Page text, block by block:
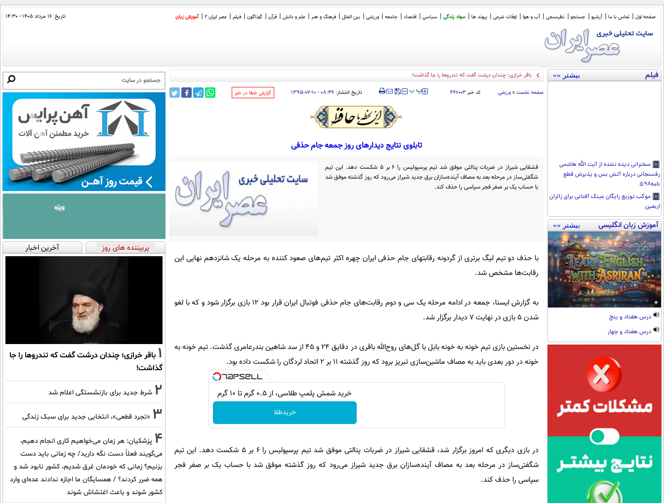
صفحه اول تماس با ما آرشیو جستجو نظرسنجی آب و هوا اوقات شرعی پیوند ها سواد زندگی سیاسی اقتصاد جامعه ورزشی بین الملل فرهنگ و هنر علم و دانش قرآن گوناگون فیلم عصر ایران 2 آموزش زبان تاریخ: ۱۶ مرداد ۱۴۰۵ - ۱۴:۳۰
فیلم بیشتر »»
سخنرانی دیده نشده از آیت الله هاشمی
رفسنجانی درباره آتش بس و پذیرش قطع
نامه۵۹۸
موکب توزیع رایگان عینک آفتابی برای زائران
اربعین
آموزش زبان انگلیسی بیشتر »»
درس هفتاد و پنج
درس هفتاد و چهار
بازی مر_
صفحه نخست » ورزشی کد خبر ۴۹۷۰۰۳ ‍‍‍ پ پ تاریخ انتشار: ۰۸:۴۹ - ۱۰-۰۷-۱۳۹۵ ‌گزارش خطا در خبر
تابلوی نتایج دیدارهای روز جمعه جام حذفی
قشقایی شیراز در ضربات پنالتی موفق شد تیم پرسپولیس را 6 بر 5 شکست دهد. این تیم
شگفتی‌ساز در مرحله بعد به مصاف آینده‌سازان برق جدید شیراز می‌رود که روز گذشته موفق شد
با حساب یک بر صفر فجر سپاسی را حذف کند.
با حذف دو تیم لیگ برتری از گردونه رقابتهای جام حذفی ایران چهره اکثر تیم‌های صعود کننده به مرحله یک شانزدهم نهایی این
رقابت‌ها مشخص شد.
به گزارش ایسنا، جمعه در ادامه مرحله یک سی و دوم رقابت‌های جام حذفی فوتبال ایران قرار بود 12 بازی برگزار شود و که با لغو
شدن 5 بازی در نهایت 7 دیدار برگزار شد.
در نخستین بازی تیم خونه به خونه بابل با گل‌های روح‌الله باقری در دقایق 24 و 45 از سد شاهین بندرعامری گذشت. تیم خونه به
خونه در دور بعدی باید به مصاف ماشین‌سازی تبریز برود که روز گذشته 11 بر 2 اتحاد لردگان را شکست داده بود.
خرید شمش پلمپ طلاسی، از ۰.۵ گرم تا ۱۰ گرم
خریدطلا
در بازی دیگری که امروز برگزار شد، قشقایی شیراز در ضربات پنالتی موفق شد تیم پرسپولیس را 6 بر 5 شکست دهد. این تیم
شگفتی‌ساز در مرحله بعد به مصاف آینده‌سازان برق جدید شیراز می‌رود که روز گذشته موفق شد با حساب یک بر صفر فجر
سپاسی را حذف کند.
پربیننده های روز آخرین اخبار
1 باقر خرازی؛ چندان درشت گفت که تندروها را جا
گذاشت!
2 شرط جدید برای بازنشستگی اعلام شد
3 «تجرد قطعی»، انتخابی جدید برای سبک زندگی
4 پزشکیان: هر زمان می‌خواهیم کاری انجام دهیم،
می‌گویند فعلاً دست نگه دارید/ چه زمانی باید دست
بزنیم؟ زمانی که خودمان غرق شدیم، کشور نابود شد و
همه ضرر کردند؟ / همسایگان ما اجازه ندادند عده‌ای وارد
کشور شوند و باعث اغتشاش شوند